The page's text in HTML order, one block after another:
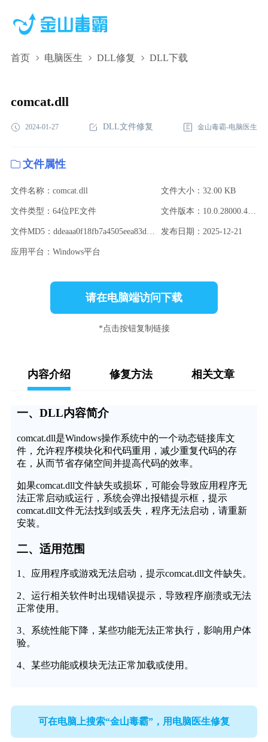
首页 电脑医生 DLL修复 DLL下载
comcat.dll,comcat.dll下载,comcat.dll修复
comcat.dll
2024-01-27 DLL文件修复 金山毒霸-电脑医生
文件属性
文件名称：comcat.dll 文件大小：32.00 KB
文件类型：64位PE文件 文件版本：10.0.28000.4 (WinBuild.160101.0800)
文件MD5：ddeaaa0f18fb7a4505eea83d1bbb6df8 发布日期：2025-12-21
应用平台：Windows平台
请在电脑端访问下载
*点击按钮复制链接
内容介绍 修复方法 相关文章
一、DLL内容简介
comcat.dll是Windows操作系统中的一个动态链接库文
件，允许程序模块化和代码重用，减少重复代码的存
在，从而节省存储空间并提高代码的效率。
如果comcat.dll文件缺失或损坏，可能会导致应用程序无
法正常启动或运行，系统会弹出报错提示框，提示
comcat.dll文件无法找到或丢失，程序无法启动，请重新
安装。
二、适用范围
1、应用程序或游戏无法启动，提示comcat.dll文件缺失。
2、运行相关软件时出现错误提示，导致程序崩溃或无法
正常使用。
3、系统性能下降，某些功能无法正常执行，影响用户体
验。
4、某些功能或模块无法正常加载或使用。
可在电脑上搜索“金山毒霸”，用电脑医生修复